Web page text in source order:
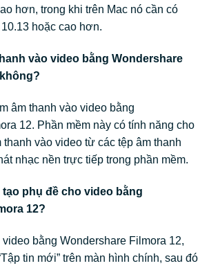
hơn, trong khi trên Mac nó cần có
hoặc cao hơn.
vào video bằng Wondershare
âm thanh vào video bằng
12. Phần mềm này có tính năng cho
thanh vào video từ các tệp âm thanh
nhạc nền trực tiếp trong phần mềm.
tạo phụ đề cho video bằng
12?
bằng Wondershare Filmora 12,
tin mới” trên màn hình chính, sau đó